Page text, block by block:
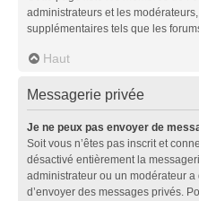
administrateurs et les
supplémentaires tels que les
Haut
Messagerie privée
Je ne peux pas envoyer de
Soit vous n’êtes pas inscrit et
désactivé entièrement la
administrateur ou un modérateur
d’envoyer des messages privés.